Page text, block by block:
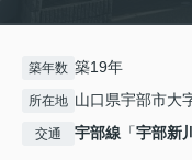
築年数 築19年
所在地 山口県宇部市大
交通 宇部線 「宇部新川